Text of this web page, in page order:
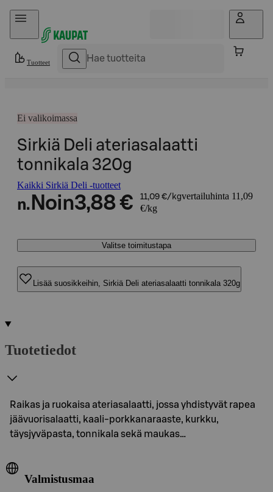
Hyppää sisältöön
Tuotteet
Ei valikoimassa
Sirkiä Deli ateriasalaatti
tonnikala 320g
Kaikki Sirkiä Deli -tuotteet
n. Noin3,88 € 11,09 €/kgvertailuhinta 11,09
€/kg
Valitse toimitustapa
Lisää suosikkeihin, Sirkiä Deli ateriasalaatti tonnikala 320g
Tuotetiedot
Raikas ja ruokaisa ateriasalaatti, jossa yhdistyvät rapea
jäävuorisalaatti, kaali-porkkanaraaste, kurkku,
täysjyväpasta, tonnikala sekä maukas…
Valmistusmaa